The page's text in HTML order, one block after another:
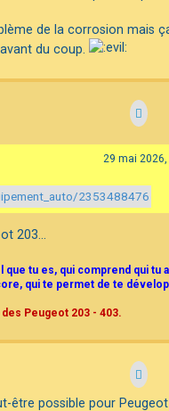
de la corrosion mais
du coup.
29 mai
2353488476
203...
que tu es, qui comprend qui tu
qui te permet de te
Peugeot 203 - 403.
être possible pour